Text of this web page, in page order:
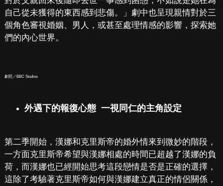
自己從未獲得的東西感到悲傷。」劇中也呈現親情對於三
個角色審視婚姻、男人，或甚至處理情感的影響，探索她
們的內心世界。
劇照／BBC Studios
外遇下的報復心態 一視同仁的主角設定
第二季開始，漢娜和克里斯帝的婚外情來到微妙的階段，
一方面克里斯帝希望與漢娜相處的時間已超越了漢娜的負
荷，而漢娜也已經開始思考這段戀情是否是正確的選擇，
這除了考驗著克里斯帝如何與漢娜建立真正的情侶關係，